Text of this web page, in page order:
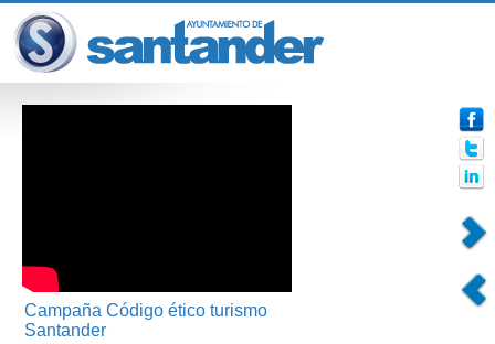
Campaña Código ético turismo
Santander